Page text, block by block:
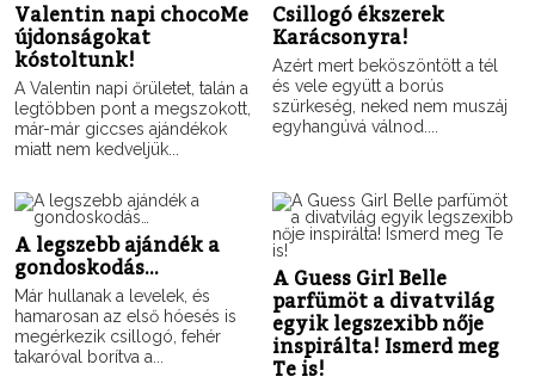
Valentin napi chocoMe
újdonságokat
kóstoltunk!
A Valentin napi őrületet, talán a
legtöbben pont a megszokott,
már-már giccses ajándékok
miatt nem kedveljük...
Csillogó ékszerek
Karácsonyra!
Azért mert beköszöntött a tél
és vele együtt a borús
szürkeség, neked nem muszáj
egyhangúvá válnod....
A legszebb ajándék a
gondoskodás…
Már hullanak a levelek, és
hamarosan az első hóesés is
megérkezik csillogó, fehér
takaróval borítva a...
A Guess Girl Belle
parfümöt a divatvilág
egyik legszexibb nője
inspirálta! Ismerd meg
Te is!